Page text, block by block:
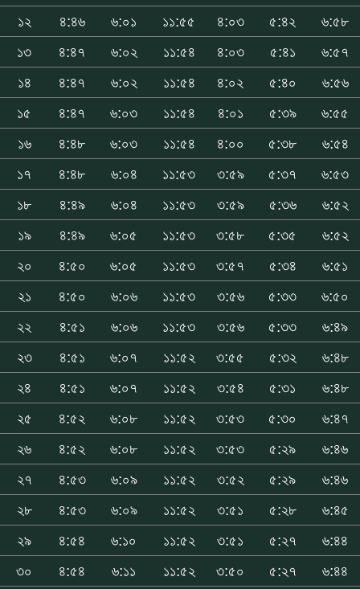
১২
৪:৪৬ ৬:০১ ১১:৫৫ ৪:০৩ ৫:৪২
৬:৫৮
১৩
৪:৪৭ ৬:০২ ১১:৫৪ ৪:০৩ ৫:৪১
৬:৫৭
১৪
৪:৪৭ ৬:০২ ১১:৫৪ ৪:০২ ৫:৪০
৬:৫৬
১৫
৪:৪৭ ৬:০৩ ১১:৫৪ ৪:০১ ৫:৩৯
৬:৫৫
১৬
৪:৪৮ ৬:০৩ ১১:৫৪ ৪:০০ ৫:৩৮
৬:৫৪
১৭
৪:৪৮ ৬:০৪ ১১:৫৩ ৩:৫৯ ৫:৩৭
৬:৫৩
১৮
৪:৪৯ ৬:০৪ ১১:৫৩ ৩:৫৯ ৫:৩৬
৬:৫২
১৯
৪:৪৯ ৬:০৫ ১১:৫৩ ৩:৫৮ ৫:৩৫
৬:৫২
২০
৪:৫০ ৬:০৫ ১১:৫৩ ৩:৫৭ ৫:৩৪
৬:৫১
২১
৪:৫০ ৬:০৬ ১১:৫৩ ৩:৫৬ ৫:৩৩
৬:৫০
২২
৪:৫১ ৬:০৬ ১১:৫৩ ৩:৫৬ ৫:৩৩
৬:৪৯
২৩
৪:৫১ ৬:০৭ ১১:৫২ ৩:৫৫ ৫:৩২
৬:৪৮
২৪
৪:৫১ ৬:০৭ ১১:৫২ ৩:৫৪ ৫:৩১
৬:৪৮
২৫
৪:৫২ ৬:০৮ ১১:৫২ ৩:৫৩ ৫:৩০
৬:৪৭
২৬
৪:৫২ ৬:০৮ ১১:৫২ ৩:৫৩ ৫:২৯
৬:৪৬
২৭
৪:৫৩ ৬:০৯ ১১:৫২ ৩:৫২ ৫:২৯
৬:৪৬
২৮
৪:৫৩ ৬:০৯ ১১:৫২ ৩:৫১ ৫:২৮
৬:৪৫
২৯
৪:৫৪ ৬:১০ ১১:৫২ ৩:৫১ ৫:২৭
৬:৪৪
৩০
৪:৫৪ ৬:১১ ১১:৫২ ৩:৫০ ৫:২৭
৬:৪৪